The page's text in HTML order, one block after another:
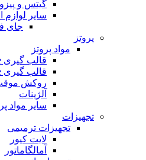
گیتس و پیزو
سایر لوازم
جای
پروتز
مواد پروتز
قالب گیری A Silicone (افزایشی)
قالب گیری C silicone (تراکمی)
روکش
آلژینات
سایر مواد
تجهیزات
تجهیزات ترمیمی
لایت کیور
آمالگاماتور